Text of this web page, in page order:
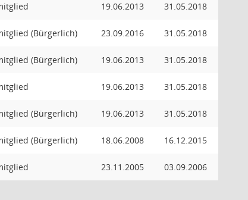
19.06.2013 31.05.2018
(Bürgerlich) 23.09.2016 31.05.2018
(Bürgerlich) 19.06.2013 31.05.2018
19.06.2013 31.05.2018
(Bürgerlich) 19.06.2013 31.05.2018
(Bürgerlich) 18.06.2008 16.12.2015
23.11.2005 03.09.2006